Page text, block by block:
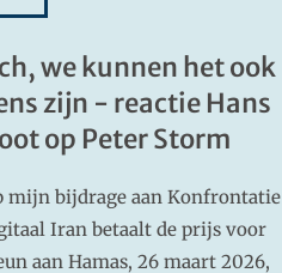
we kunnen het ook
zijn - reactie Hans
op Peter Storm
mijn bijdrage aan Konfrontatie
Iran betaalt de prijs voor
aan Hamas, 26 maart 2026,